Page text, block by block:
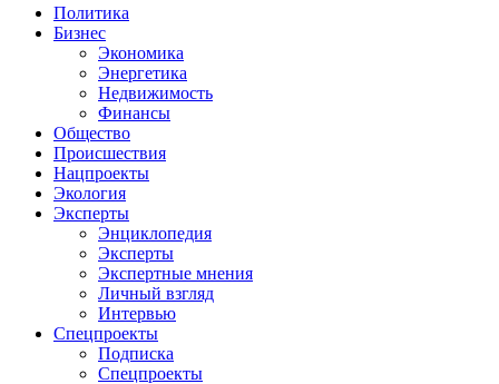
Политика
Бизнес
Экономика
Энергетика
Недвижимость
Финансы
Общество
Происшествия
Нацпроекты
Экология
Эксперты
Энциклопедия
Эксперты
Экспертные мнения
Личный взгляд
Интервью
Спецпроекты
Подписка
Спецпроекты